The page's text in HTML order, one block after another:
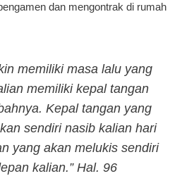
dan mengontrak di rumah
memiliki masa lalu yang
memiliki kepal tangan
Kepal tangan yang
sendiri nasib kalian hari
yang akan melukis sendiri
kalian.” Hal. 96